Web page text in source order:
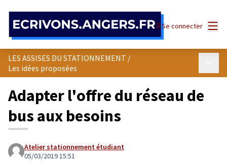
Se connecter
LES ASSISES DU STATIONNEMENT /
Les idées proposées
Adapter l'offre du réseau de
bus aux besoins
Atelier stationnement étudiant
05/03/2019 15:51